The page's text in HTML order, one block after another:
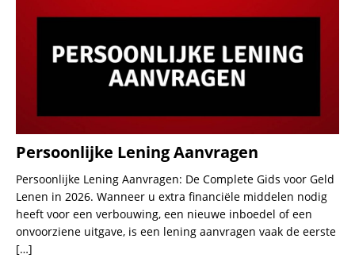
Persoonlijke Lening Aanvragen
Persoonlijke Lening Aanvragen: De Complete Gids voor Geld
Lenen in 2026. Wanneer u extra financiële middelen nodig
heeft voor een verbouwing, een nieuwe inboedel of een
onvoorziene uitgave, is een lening aanvragen vaak de eerste
[…]